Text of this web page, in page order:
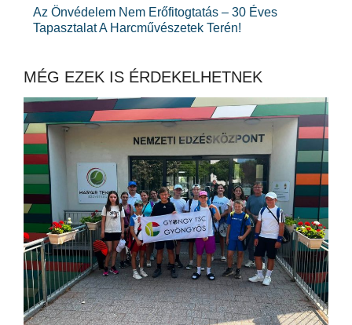
Az Önvédelem Nem Erőfitogtatás – 30 Éves
Tapasztalat A Harcművészetek Terén!
MÉG EZEK IS ÉRDEKELHETNEK